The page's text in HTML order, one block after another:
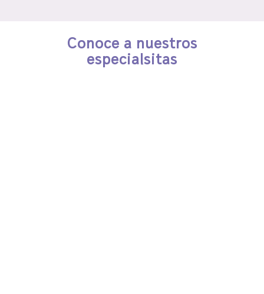
Conoce a nuestros
especialsitas